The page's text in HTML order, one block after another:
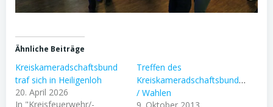
Ähnliche Beiträge
Kreiskameradschaftsbund
traf sich in Heiligenloh
20. April 2026
In "Kreisfeuerwehr/-
Treffen des
Kreiskameradschaftsbundes
/ Wahlen